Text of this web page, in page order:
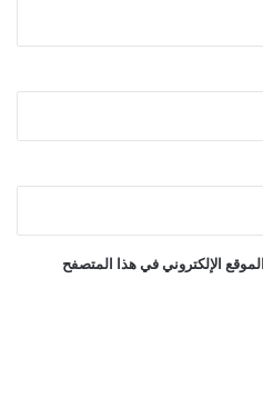
الإلكتروني في هذا المتصفح